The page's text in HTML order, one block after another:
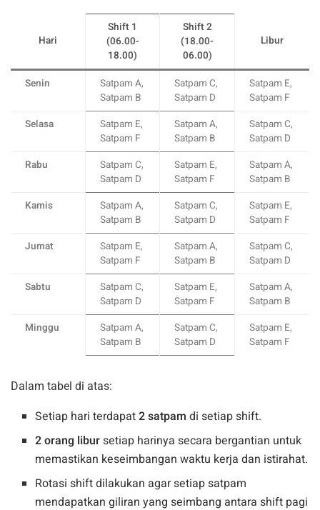
Hari
Shift 1
(06.00-
18.00)
Shift 2
(18.00-
06.00)
Libur
Senin
Satpam A,
Satpam B
Satpam C,
Satpam D
Satpam E,
Satpam F
Selasa
Satpam E,
Satpam F
Satpam A,
Satpam B
Satpam C,
Satpam D
Rabu
Satpam C,
Satpam D
Satpam E,
Satpam F
Satpam A,
Satpam B
Kamis
Satpam A,
Satpam B
Satpam C,
Satpam D
Satpam E,
Satpam F
Jumat
Satpam E,
Satpam F
Satpam A,
Satpam B
Satpam C,
Satpam D
Sabtu
Satpam C,
Satpam D
Satpam E,
Satpam F
Satpam A,
Satpam B
Minggu
Satpam A,
Satpam B
Satpam C,
Satpam D
Satpam E,
Satpam F
Dalam tabel di atas:
Setiap hari terdapat2 satpam di setiap shift.
2 orang libursetiap harinya secara bergantian untuk
memastikan keseimbangan waktu kerja dan istirahat.
Rotasi shift dilakukan agar setiap satpam
mendapatkan giliran yang seimbang antara shift pagi